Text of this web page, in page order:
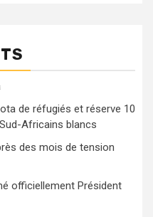
de réfugiés et réserve 10
Africains blancs
des mois de tension
officiellement Président